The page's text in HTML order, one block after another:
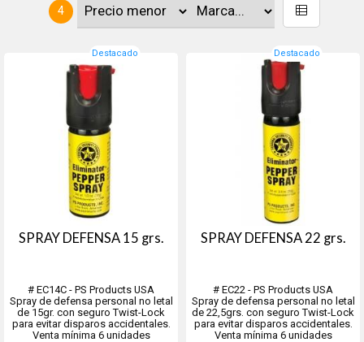
4
Destacado
SPRAY DEFENSA 15 grs.
# EC14C - PS Products USA
Spray de defensa personal no letal
de 15gr. con seguro Twist-Lock
para evitar disparos accidentales.
Venta mínima 6 unidades
Destacado
SPRAY DEFENSA 22 grs.
# EC22 - PS Products USA
Spray de defensa personal no letal
de 22,5grs. con seguro Twist-Lock
para evitar disparos accidentales.
Venta mínima 6 unidades